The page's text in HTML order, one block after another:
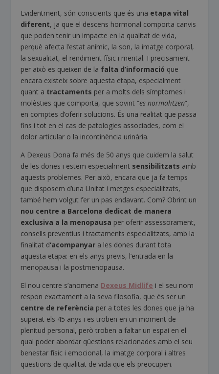
Evidentment, són conscients que és una etapa vital
diferent, ja que el descens hormonal comporta canvis
que poden tenir un impacte en la qualitat de vida,
perquè afecta l’estat anímic, la son, la imatge corporal,
la sexualitat, el rendiment físic i mental. I precisament
per això es queixen de la falta d’informació que
encara existeix sobre aquesta etapa, especialment
quant a tractaments per a molts dels símptomes i
molèsties que comporta, que sovint “es normalitzen”,
en comptes d’oferir solucions. És una realitat que passa
fins i tot en el cas de patologies associades, com el
dolor articular o la incontinència urinària.
A Dexeus Dona fa més de 50 anys que cuidem la salut
de les dones i estem especialment sensibilitzats amb
aquests problemes. Per això, encara que ja fa temps
que disposem d’una Unitat i metges especialitzats,
també hem volgut fer un pas endavant. Com? Obrint un
nou centre a Barcelona dedicat de manera
exclusiva a la menopausa per oferir assessorament,
consells preventius i tractaments especialitzats, amb la
finalitat d‘acompanyar a les dones durant tota
aquesta etapa: en els anys previs, l’entrada en la
menopausa i la postmenopausa.
El nou centre s’anomena Dexeus Midlife i el seu nom
respon exactament a la seva filosofia, que és ser un
centre de referència per a totes les dones que ja ha
superat els 45 anys i es troben en un moment de
plenitud personal, però troben a faltar un espai en el
qual poder abordar qüestions relacionades amb el seu
benestar físic i emocional, la imatge corporal i altres
qüestions de qualitat de vida que els preocupen.